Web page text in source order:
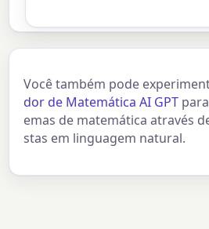
Você também pode
dor de Matemática AI GPT
emas de matemática através
stas em linguagem natural.